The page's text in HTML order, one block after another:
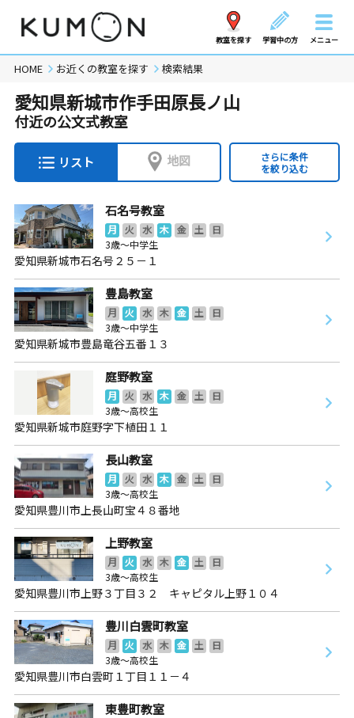
教室を探す 学習中の方 メニュー
HOME お近くの教室を探す 検索結果
愛知県新城市作手田原長ノ山
付近の公文式教室
リスト 地図
さらに条件
を絞り込む
石名号教室
月 火 水 木 金 土
日
3歳～中学生
愛知県新城市石名号２５－１
豊島教室
月 火 水 木 金 土
日
3歳～中学生
愛知県新城市豊島竜谷五番１３
庭野教室
月 火 水 木 金 土
日
3歳～高校生
愛知県新城市庭野字下植田１１
長山教室
月 火 水 木 金 土
日
3歳～高校生
愛知県豊川市上長山町宝４８番地
上野教室
月 火 水 木 金 土
日
3歳～高校生
愛知県豊川市上野３丁目３２ キャピタル上野１０４
豊川白雲町教室
月 火 水 木 金 土
日
3歳～高校生
愛知県豊川市白雲町１丁目１１－４
東豊町教室